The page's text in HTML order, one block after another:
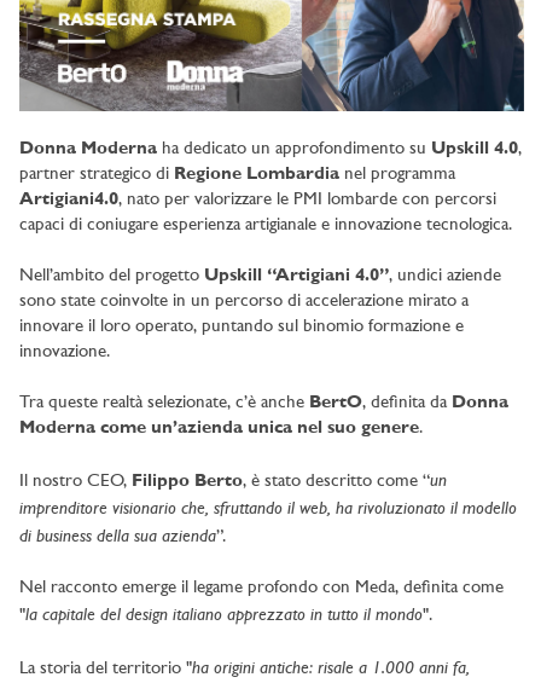
Donna Moderna ha dedicato un approfondimento su Upskill 4.0,
partner strategico di Regione Lombardia nel programma
Artigiani4.0, nato per valorizzare le PMI lombarde con percorsi
capaci di coniugare esperienza artigianale e innovazione tecnologica.
Nell’ambito del progetto Upskill “Artigiani 4.0”, undici aziende
sono state coinvolte in un percorso di accelerazione mirato a
innovare il loro operato, puntando sul binomio formazione e
innovazione.
Tra queste realtà selezionate, c’è anche BertO, definita da Donna
Moderna come un’azienda unica nel suo genere.
Il nostro CEO, Filippo Berto, è stato descritto come “un
imprenditore visionario che, sfruttando il web, ha rivoluzionato il modello
di business della sua azienda”.
Nel racconto emerge il legame profondo con Meda, definita come
"la capitale del design italiano apprezzato in tutto il mondo".
La storia del territorio "ha origini antiche: risale a 1.000 anni fa,